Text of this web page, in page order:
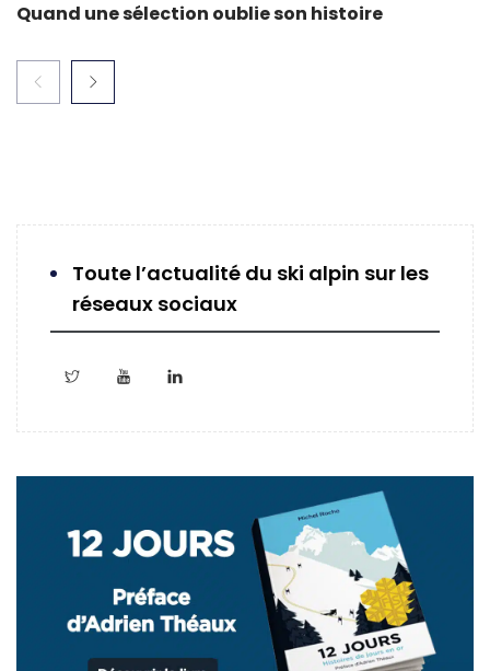
Quand une sélection oublie son histoire
Toute l’actualité du ski alpin sur les
réseaux sociaux